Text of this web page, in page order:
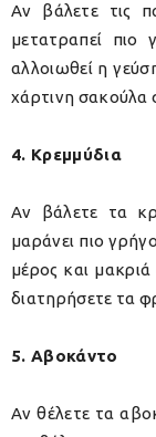
Αν βάλετε τις
μετατραπεί
αλλοιωθεί η
χάρτινη σακούλα
4. Κρεμμύδια
Αν βάλετε τα
μαράνει πιο
μέρος και
διατηρήσετε τα
5. Αβοκάντο
Αν θέλετε τα